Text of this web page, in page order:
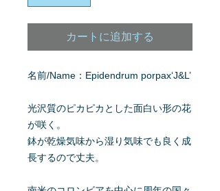
カートに追加する
名前/Name：Epidendrum porpax‘J&L’
光沢質のピカピカとした面白い形の花
が咲く。
鉢が乾燥気味から湿り気味でも良く成
長するので丈夫。